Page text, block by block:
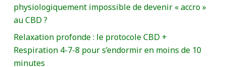
physiologiquement impossible de devenir « accro »
au CBD ?
Relaxation profonde : le protocole CBD +
Respiration 4-7-8 pour s’endormir en moins de 10
minutes